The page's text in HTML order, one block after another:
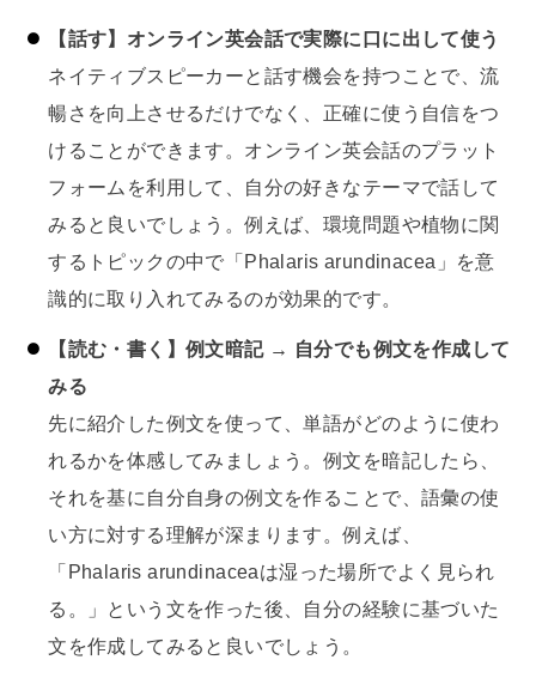
【話す】オンライン英会話で実際に口に出して使う
ネイティブスピーカーと話す機会を持つことで、流
暢さを向上させるだけでなく、正確に使う自信をつ
けることができます。オンライン英会話のプラット
フォームを利用して、自分の好きなテーマで話して
みると良いでしょう。例えば、環境問題や植物に関
するトピックの中で「Phalaris arundinacea」を意
識的に取り入れてみるのが効果的です。
【読む・書く】例文暗記 → 自分でも例文を作成して
みる
先に紹介した例文を使って、単語がどのように使わ
れるかを体感してみましょう。例文を暗記したら、
それを基に自分自身の例文を作ることで、語彙の使
い方に対する理解が深まります。例えば、
「Phalaris arundinaceaは湿った場所でよく見られ
る。」という文を作った後、自分の経験に基づいた
文を作成してみると良いでしょう。